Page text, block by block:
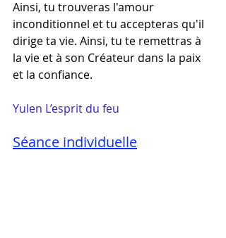
Ainsi, tu trouveras l'amour
inconditionnel et tu accepteras qu'il
dirige ta vie. Ainsi, tu te remettras à
la vie et à son Créateur dans la paix
et la confiance.
Yulen L’esprit du feu
Séance individuelle